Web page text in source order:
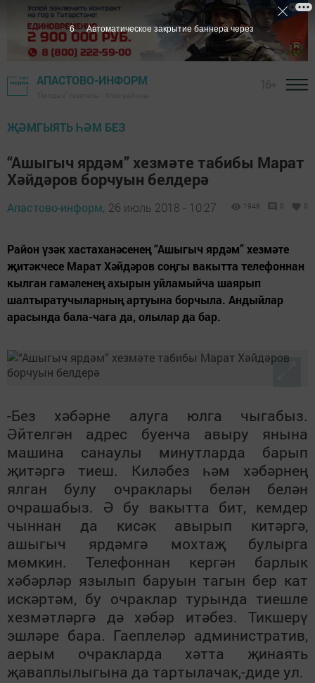
АПАСТОВО-ИНФОРМ
ҖӘМГЫЯТЬ ҺӘМ БЕЗ
“Ашыгыч ярдәм” хезмәте табибы Марат
Хәйдәров борчуын белдерә
Апастово-информ, 26 июль 2018 - 10:27 1946 0 0
Район үзәк хастаханәсенең “Ашыгыч ярдәм” хезмәте
җитәкчесе Марат Хәйдәров соңгы вакытта телефоннан
кылган гамәленең ахырын уйламыйча шаярып
шалтыратучыларның артуына борчыла. Андыйлар
арасында бала-чага да, олылар да бар.
-Без хәбәрне алуга юлга чыгабыз.
Әйтелгән адрес буенча авыру янына
машина санаулы минутларда барып
җитәргә тиеш. Киләбез һәм хәбәрнең
ялган булу очраклары белән белән
очрашабыз. Ә бу вакытта бит, кемдер
чыннан да кисәк авырып китәргә,
ашыгыч ярдәмгә мохтаҗ булырга
мөмкин. Телефоннан кергән барлык
хәбәрләр язылып баруын тагын бер кат
искәртәм, бу очраклар турында тиешле
хезмәтләргә дә хәбәр итәбез. Тикшерү
эшләре бара. Гаеплеләр административ,
аерым очракларда хәтта җинаять
җаваплылыгына да тартылачак,-диде ул.
5 Автоматическое закрытие баннера через